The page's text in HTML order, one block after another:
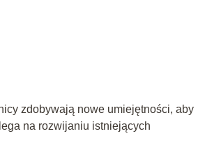
zdobywają nowe umiejętności, aby
na rozwijaniu istniejących